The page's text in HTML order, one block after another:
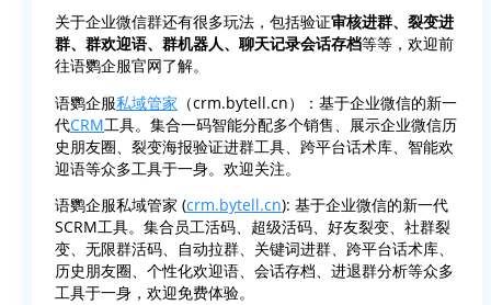
关于企业微信群还有很多玩法，包括验证审核进群、裂变进
群、群欢迎语、群机器人、聊天记录会话存档等等，欢迎前
往语鹦企服官网了解。
语鹦企服私域管家 （crm.bytell.cn）：基于企业微信的新一
代CRM工具。集合一码智能分配多个销售、展示企业微信历
史朋友圈、裂变海报验证进群工具、跨平台话术库、智能欢
迎语等众多工具于一身。欢迎关注。
语鹦企服私域管家 (crm.bytell.cn): 基于企业微信的新一代
SCRM工具。集合员工活码、超级活码、好友裂变、社群裂
变、无限群活码、自动拉群、关键词进群、跨平台话术库、
历史朋友圈、个性化欢迎语、会话存档、进退群分析等众多
工具于一身，欢迎免费体验。